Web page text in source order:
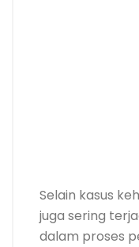
Selain kasus
juga sering
dalam proses